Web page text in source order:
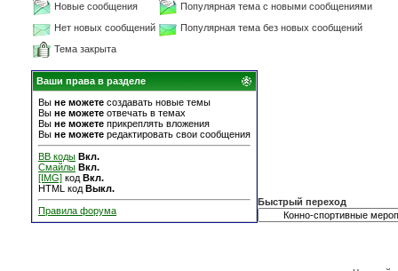
Новые сообщения
Популярная тема с новыми сообщениями
Нет новых сообщений
Популярная тема без новых сообщений
Тема закрыта
Ваши права в разделе
Вы не можете создавать новые темы
Вы не можете отвечать в темах
Вы не можете прикреплять вложения
Вы не можете редактировать свои сообщения
BB коды Вкл.
Смайлы Вкл.
[IMG] код Вкл.
HTML код Выкл.
Правила форума
Быстрый переход